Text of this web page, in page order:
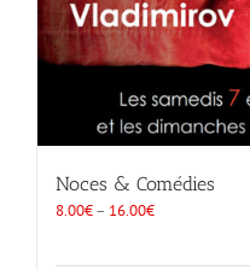
Noces & Comédies
8.00€– 16.00€